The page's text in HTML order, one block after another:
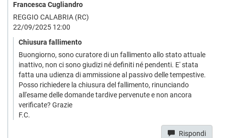
Francesca Cugliandro
REGGIO CALABRIA (RC)
22/09/2025 12:00
Chiusura fallimento
Buongiorno, sono curatore di un fallimento allo stato attuale
inattivo, non ci sono giudizi né definiti né pendenti. E' stata
fatta una udienza di ammissione al passivo delle tempestive.
Posso richiedere la chiusura del fallimento, rinunciando
all'esame delle domande tardive pervenute e non ancora
verificate? Grazie
F.C.
Rispondi